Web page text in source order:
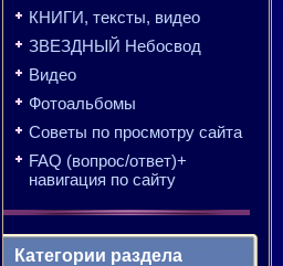
КНИГИ, тексты, видео
ЗВЕЗДНЫЙ Небосвод
Видео
Фотоальбомы
Советы по просмотру сайта
FAQ (вопрос/ответ)+
навигация по сайту
Категории раздела